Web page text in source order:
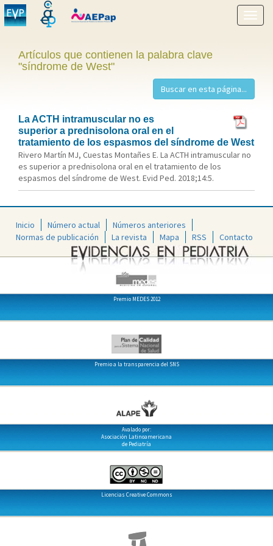
menú
Artículos que contienen la palabra clave
"síndrome de West"
La ACTH intramuscular no es
superior a prednisolona oral en el
tratamiento de los espasmos del síndrome de West
Rivero Martín MJ, Cuestas Montañes E. La ACTH intramuscular no
es superior a prednisolona oral en el tratamiento de los
espasmos del síndrome de West. Evid Ped. 2018;14:5.
Inicio Número actual
Números anteriores
Normas de publicación
La revista Mapa RSS Contacto
Premio MEDES 2012
Premio a la transparencia del SNS
Avalado por:
Asociación Latinoamericana
de Pediatría
Licencias Creative Commons